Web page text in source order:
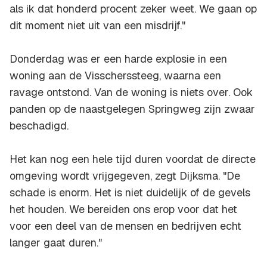
als ik dat honderd procent zeker weet. We gaan op
dit moment niet uit van een misdrijf."
Donderdag was er een harde explosie in een
woning aan de Visscherssteeg, waarna een
ravage ontstond. Van de woning is niets over. Ook
panden op de naastgelegen Springweg zijn zwaar
beschadigd.
Het kan nog een hele tijd duren voordat de directe
omgeving wordt vrijgegeven, zegt Dijksma. "De
schade is enorm. Het is niet duidelijk of de gevels
het houden. We bereiden ons erop voor dat het
voor een deel van de mensen en bedrijven echt
langer gaat duren."